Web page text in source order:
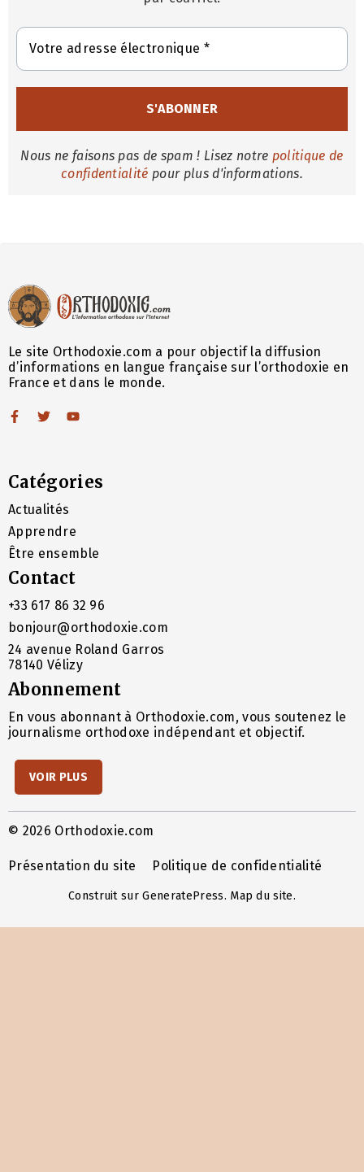
Nous ne faisons pas de spam ! Lisez notre politique de
confidentialité pour plus d'informations.
Le site Orthodoxie.com a pour objectif la diffusion
d’informations en langue française sur l’orthodoxie en
France et dans le monde.
Catégories
Actualités
Apprendre
Être ensemble
Contact
+33 617 86 32 96
bonjour@orthodoxie.com
24 avenue Roland Garros
78140 Vélizy
Abonnement
En vous abonnant à Orthodoxie.com, vous soutenez le
journalisme orthodoxe indépendant et objectif.
VOIR PLUS
© 2026 Orthodoxie.com
Présentation du site Politique de confidentialité
Construit surGeneratePress. Map du site.